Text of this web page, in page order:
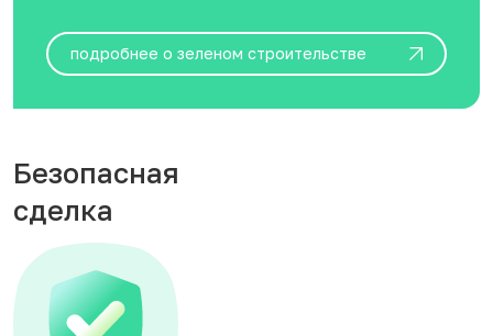
подробнее о зеленом строительстве
Безопасная
сделка